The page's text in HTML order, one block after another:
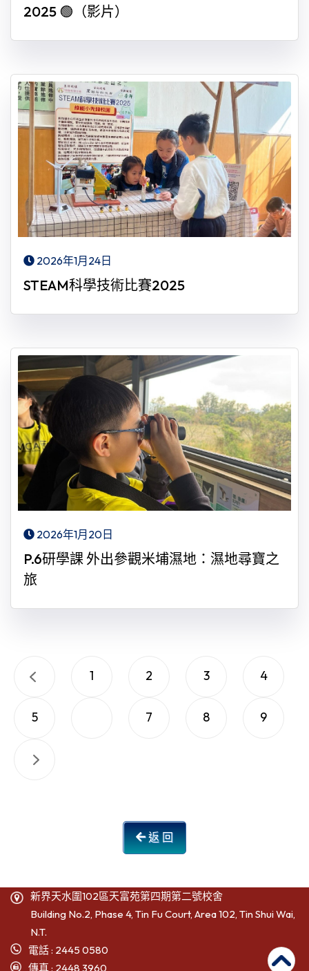
2025 🟢（影片）
2026年1月24日
STEAM科學技術比賽2025
2026年1月20日
P.6研學課 外出參觀米埔濕地：濕地尋寶之
旅
1 2 3 4
5 7 8 9
返 回
新界天水圍102區天富苑第四期第二號校舍
Building No.2, Phase 4, Tin Fu Court, Area 102, Tin Shui Wai,
N.T.
電話 : 2445 0580
傳真 : 2448 3960